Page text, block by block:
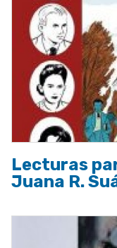
Lecturas
Juana R.